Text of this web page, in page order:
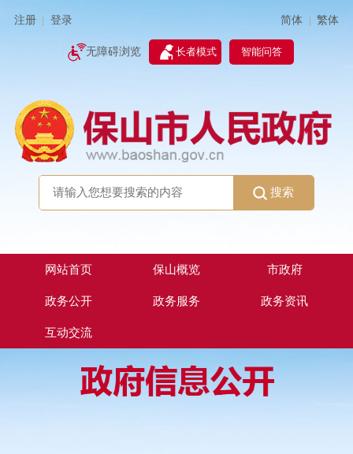
注册 登录 简体 | 繁体
无障碍浏览 长者模式 智能问答
搜索
网站首页 保山概览 市政府
政务公开 政务服务 政务资讯
互动交流